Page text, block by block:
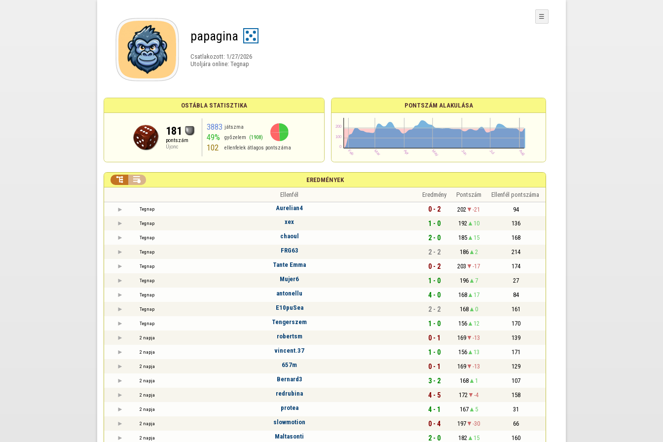
papagina
Csatlakozott: 1/27/2026
Utoljára online: Tegnap
☰
OSTÁBLA STATISZTIKA
181
pontszám
Újonc
3883 játszma
49% győzelem (1908)
102 ellenfelek átlagos pontszáma
PONTSZÁM ALAKULÁSA
EREDMÉNYEK
 
Ellenfél Eredmény Pontszám Ellenfél pontszáma
Tegnap Aurelian4 0 - 2 202 -21 94
Tegnap xex 1 - 0 192 10 136
Tegnap chaoul 2 - 0 185 15 168
Tegnap FRG63 2 - 2 186 2 214
Tegnap Tante Emma 0 - 2 203 -17 174
Tegnap Mujer6 1 - 0 196 7 27
Tegnap antonellu 4 - 0 168 17 84
Tegnap E10puSea 2 - 2 168 0 161
Tegnap Tengerszem 1 - 0 156 12 170
2 napja robertsm 0 - 1 169 -13 139
2 napja vincent.37 1 - 0 156 13 171
2 napja 657m 0 - 1 169 -13 129
2 napja Bernard3 3 - 2 168 1 107
2 napja redrubina 4 - 5 172 -4 158
2 napja protea 4 - 1 167 5 31
2 napja slowmotion 0 - 4 197 -30 66
2 napja Maltasonti 2 - 0 182 15 160